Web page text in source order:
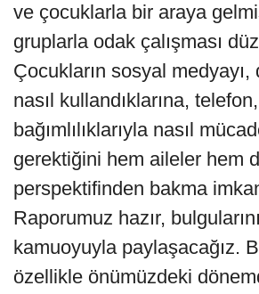
ve çocuklarla bir araya
gruplarla odak çalışması
Çocukların sosyal medyayı,
nasıl kullandıklarına,
bağımlılıklarıyla nasıl
gerektiğini hem aileler hem
perspektifinden bakma
Raporumuz hazır,
kamuoyuyla paylaşacağız.
özellikle önümüzdeki